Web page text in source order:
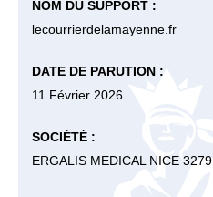
NOM DU SUPPORT :
lecourrierdelamayenne.fr
DATE DE PARUTION :
11 Février 2026
SOCIÉTÉ :
ERGALIS MEDICAL NICE 3279